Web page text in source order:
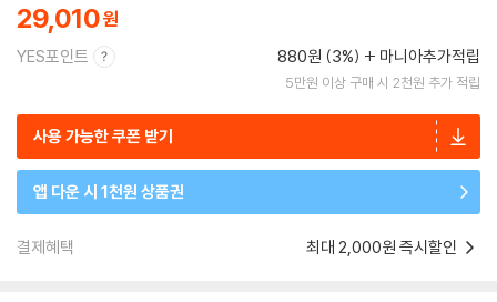
29,010
YES포인트 880원 (3%) 마니아추가적립
5만원 이상 구매 시 2천원 추가 적립
사용 가능한 쿠폰 받기
앱 다운 시 1천원 상품권
결제혜택 최대 2,000원 즉시할인